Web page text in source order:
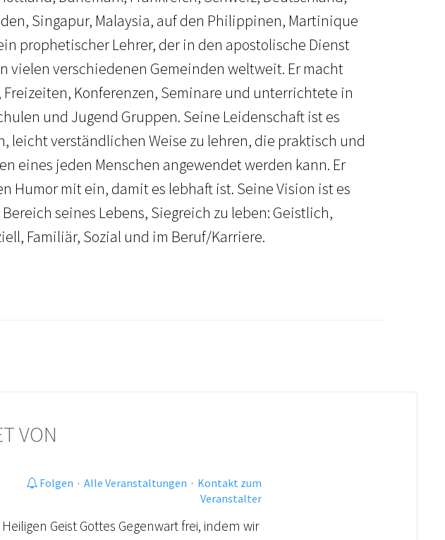
Singapur, Malaysia, auf den Philippinen, Martinique
prophetischer Lehrer, der in den apostolische Dienst
vielen verschiedenen Gemeinden weltweit. Er macht
Konferenzen, Seminare und unterrichtete in
und Jugend Gruppen. Seine Leidenschaft ist es
leicht verständlichen Weise zu lehren, die praktisch und
eines jeden Menschen angewendet werden kann. Er
Humor mit ein, damit es lebhaft ist. Seine Vision ist es
seines Lebens, Siegreich zu leben: Geistlich,
Familiär, Sozial und im Beruf/Karriere.
VON
Folgen · Alle Veranstaltungen · Kontakt zum
Veranstalter
Geist Gottes Gegenwart frei, indem wir